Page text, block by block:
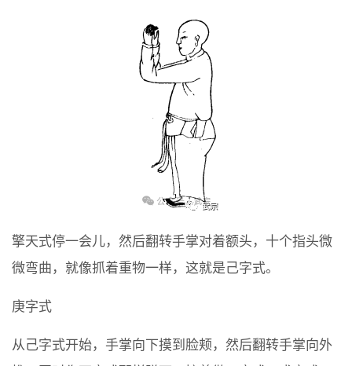
擎天式停一会儿，然后翻转手掌对着额头，十个指头微
微弯曲，就像抓着重物一样，这就是己字式。
庚字式
从己字式开始，手掌向下摸到脸颊，然后翻转手掌向外